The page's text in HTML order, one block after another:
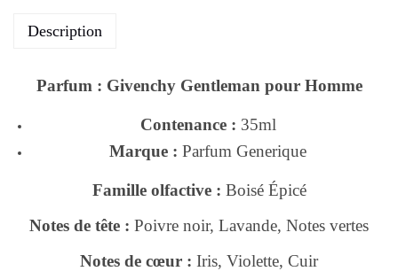
Description
Parfum : ️Givenchy Gentleman pour Homme
Contenance : 35ml
Marque : Parfum Generique
Famille olfactive : Boisé Épicé
Notes de tête : Poivre noir, Lavande, Notes vertes
Notes de cœur : Iris, Violette, Cuir